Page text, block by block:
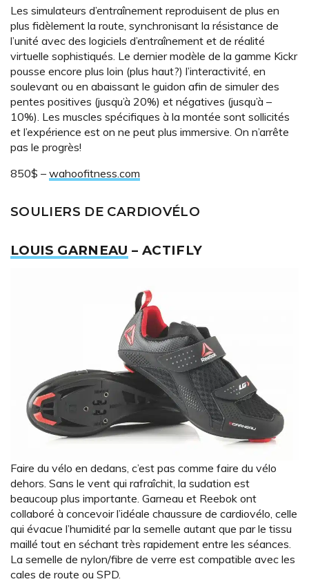
Les simulateurs d’entraînement reproduisent de plus en
plus fidèlement la route, synchronisant la résistance de
l’unité avec des logiciels d’entraînement et de réalité
virtuelle sophistiqués. Le dernier modèle de la gamme Kickr
pousse encore plus loin (plus haut?) l’interactivité, en
soulevant ou en abaissant le guidon afin de simuler des
pentes positives (jusqu’à 20%) et négatives (jusqu’à –
10%). Les muscles spécifiques à la montée sont sollicités
et l’expérience est on ne peut plus immersive. On n’arrête
pas le progrès!
850$ – wahoofitness.com
SOULIERS DE CARDIOVÉLO
LOUIS GARNEAU – ACTIFLY
Faire du vélo en dedans, c’est pas comme faire du vélo
dehors. Sans le vent qui rafraîchit, la sudation est
beaucoup plus importante. Garneau et Reebok ont
collaboré à concevoir l’idéale chaussure de cardiovélo, celle
qui évacue l’humidité par la semelle autant que par le tissu
maillé tout en séchant très rapidement entre les séances.
La semelle de nylon/fibre de verre est compatible avec les
cales de route ou SPD.